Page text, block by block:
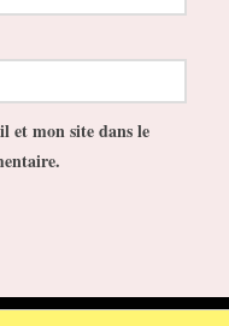
et mon site dans le